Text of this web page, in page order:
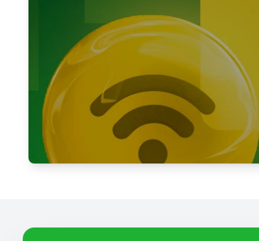
Você indica um amigo e